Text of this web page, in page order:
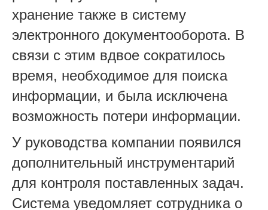
хранение также в систему
электронного документооборота. В
связи с этим вдвое сократилось
время, необходимое для поиска
информации, и была исключена
возможность потери информации.
У руководства компании появился
дополнительный инструментарий
для контроля поставленных задач.
Система уведомляет сотрудника о